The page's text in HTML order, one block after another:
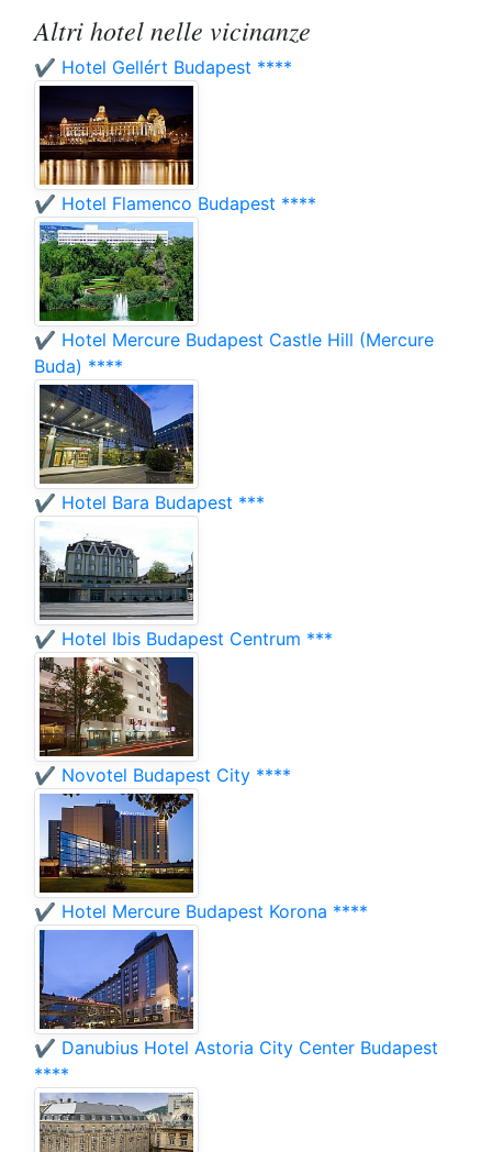
Altri hotel nelle vicinanze
✔️ Hotel Gellért Budapest ****
✔️ Hotel Flamenco Budapest ****
✔️ Hotel Mercure Budapest Castle Hill (Mercure
Buda) ****
✔️ Hotel Bara Budapest ***
✔️ Hotel Ibis Budapest Centrum ***
✔️ Novotel Budapest City ****
✔️ Hotel Mercure Budapest Korona ****
✔️ Danubius Hotel Astoria City Center Budapest
****